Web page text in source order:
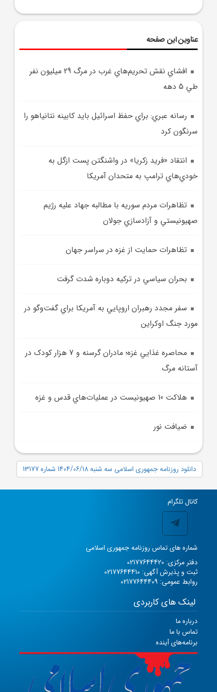
عناوین این صفحه
افشاي نقش تحريم‌هاي غرب در مرگ 29 ميليون نفر
طي 5 دهه
رسانه عبري: براي حفظ اسرائيل بايد کابينه نتانياهو را
سرنگون کرد
انتقاد «فريد زکريا» در واشنگتن پست ازگل به
خودي‌هاي ترامپ به متحدان آمريکا
تظاهرات مردم سوريه با مطالبه جهاد عليه رژيم
صهيونيستي و آزادسازي جولان
تظاهرات حمايت از غزه در سراسر جهان
بحران سياسي در ترکيه دوباره شدت گرفت
سفر مجدد رهبران اروپايي به آمريکا براي گفت‌وگو در
مورد جنگ اوکراين
محاصره غذايي غزه؛ مادران گرسنه و 7 هزار کودک در
آستانه مرگ
هلاکت 10 صهيونيست در عمليات‌هاي قدس و غزه
ضيافت نور
دانلود روزنامه جمهوری اسلامی سه شنبه 1404/06/18 شماره 13177
کانال تلگرام
شماره های تماس روزنامه جمهوری اسلامی
دفتر مرکزی: 02177644420
ثبت و پذیرش آگهی: 02177644410
روابط عمومی: 02177644409
لینک های کاربردی
درباره ما
تماس با ما
برنامه‌های آینده